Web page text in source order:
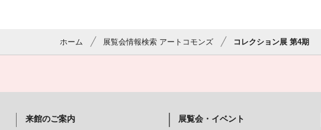
ホーム 展覧会情報検索 アートコモンズ コレクション展 第4期
来館のご案内 展覧会・イベント